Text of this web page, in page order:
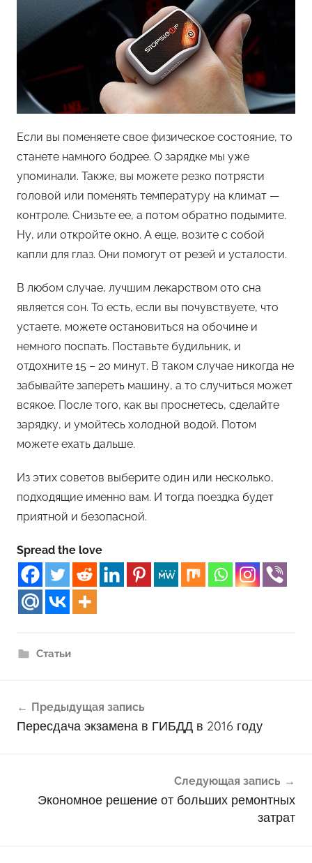
Если вы поменяете свое физическое состояние, то
станете намного бодрее. О зарядке мы уже
упоминали. Также, вы можете резко потрясти
головой или поменять температуру на климат —
контроле. Снизьте ее, а потом обратно подымите.
Ну, или откройте окно. А еще, возите с собой
капли для глаз. Они помогут от резей и усталости.
В любом случае, лучшим лекарством ото сна
является сон. То есть, если вы почувствуете, что
устаете, можете остановиться на обочине и
немного поспать. Поставьте будильник, и
отдохните 15 – 20 минут. В таком случае никогда не
забывайте запереть машину, а то случиться может
всякое. После того, как вы проснетесь, сделайте
зарядку, и умойтесь холодной водой. Потом
можете ехать дальше.
Из этих советов выберите один или несколько,
подходящие именно вам. И тогда поездка будет
приятной и безопасной.
Spread the love
Статьи
по
Предыдущая запись
Пересдача экзамена в ГИБДД в 2016 году
Следующая запись
Экономное решение от больших ремонтных
затрат